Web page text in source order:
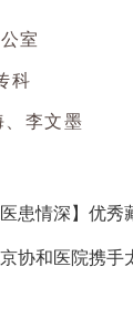
室
科
李文墨
医患情深】优秀
协和医院携手